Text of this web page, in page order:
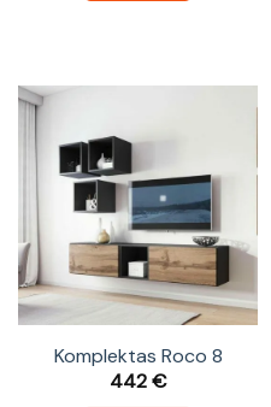
Komplektas Roco 8
442€